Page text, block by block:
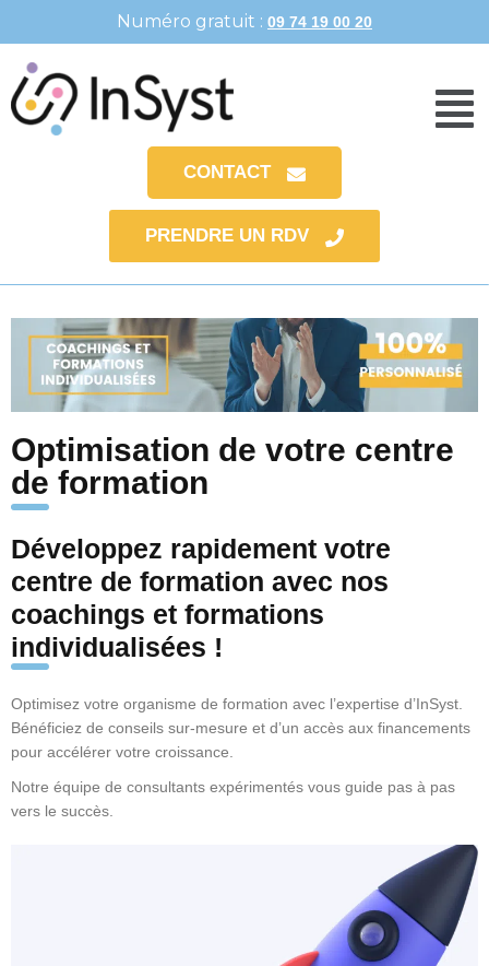
Numéro gratuit : 09 74 19 00 20
CONTACT
PRENDRE UN RDV
Optimisation de votre centre
de formation
Développez rapidement votre
centre de formation avec nos
coachings et formations
individualisées !
Optimisez votre organisme de formation avec l’expertise d’InSyst.
Bénéficiez de conseils sur-mesure et d’un accès aux financements
pour accélérer votre croissance.
Notre équipe de consultants expérimentés vous guide pas à pas
vers le succès.